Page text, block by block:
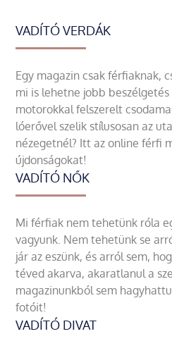
VADÍTÓ VERDÁK
Egy magazin csak férfiaknak,
mi is lehetne jobb
motorokkal felszerelt
lóerővel szelik stílusosan az
nézegetnél? Itt az online férfi
újdonságokat!
VADÍTÓ NŐK
Mi férfiak nem tehetünk róla
vagyunk. Nem tehetünk se
jár az eszünk, és arról sem,
téved akarva, akaratlanul a
magazinunkból sem
fotóit!
VADÍTÓ DIVAT